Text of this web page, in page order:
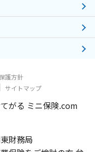
護方針
サイトマップ